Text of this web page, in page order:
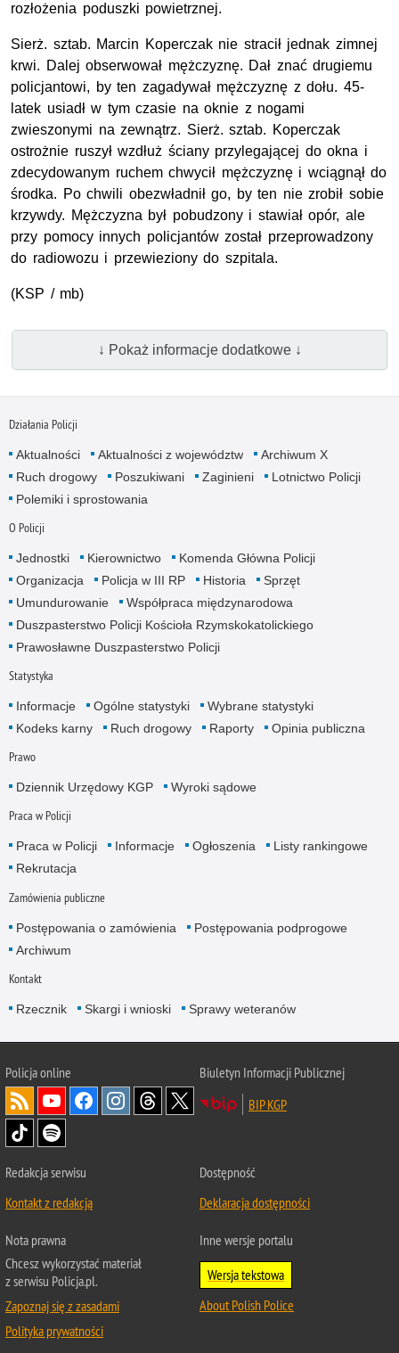
rozłożenia poduszki powietrznej.
Sierż. sztab. Marcin Koperczak nie stracił jednak zimnej
krwi. Dalej obserwował mężczyznę. Dał znać drugiemu
policjantowi, by ten zagadywał mężczyznę z dołu. 45-
latek usiadł w tym czasie na oknie z nogami
zwieszonymi na zewnątrz. Sierż. sztab. Koperczak
ostrożnie ruszył wzdłuż ściany przylegającej do okna i
zdecydowanym ruchem chwycił mężczyznę i wciągnął do
środka. Po chwili obezwładnił go, by ten nie zrobił sobie
krzywdy. Mężczyzna był pobudzony i stawiał opór, ale
przy pomocy innych policjantów został przeprowadzony
do radiowozu i przewieziony do szpitala.
(KSP / mb)
↓ Pokaż informacje dodatkowe ↓
Działania Policji
Aktualności Aktualności z województw
Archiwum X
Ruch drogowy
Poszukiwani Zaginieni
Lotnictwo Policji
Polemiki i sprostowania
O Policji
Jednostki Kierownictwo
Komenda Główna Policji
Organizacja
Policja w III RP Historia
Sprzęt
Umundurowanie
Współpraca międzynarodowa
Duszpasterstwo Policji Kościoła Rzymskokatolickiego
Prawosławne Duszpasterstwo Policji
Statystyka
Informacje Ogólne statystyki
Wybrane statystyki
Kodeks karny
Ruch drogowy Raporty Opinia publiczna
Prawo
Dziennik Urzędowy KGP Wyroki sądowe
Praca w Policji
Praca w Policji Informacje Ogłoszenia
Listy rankingowe
Rekrutacja
Zamówienia publiczne
Postępowania o zamówienia
Postępowania podprogowe
Archiwum
Kontakt
Rzecznik Skargi i wnioski Sprawy weteranów
Policjaonline
Biuletyn Informacji Publicznej
BIP KGP
Redakcja serwisu
Kontakt z redakcją
Dostępność
Deklaracja dostępności
Nota prawna
Chcesz wykorzystać materiał
z serwisu Policja.pl.
Zapoznaj się z zasadami
Polityka prywatności
Inne wersje portalu
Wersja tekstowa
About Polish Police